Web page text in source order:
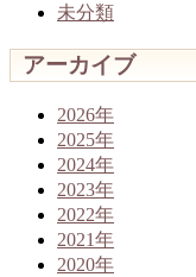
未分類
アーカイブ
2026年
2025年
2024年
2023年
2022年
2021年
2020年